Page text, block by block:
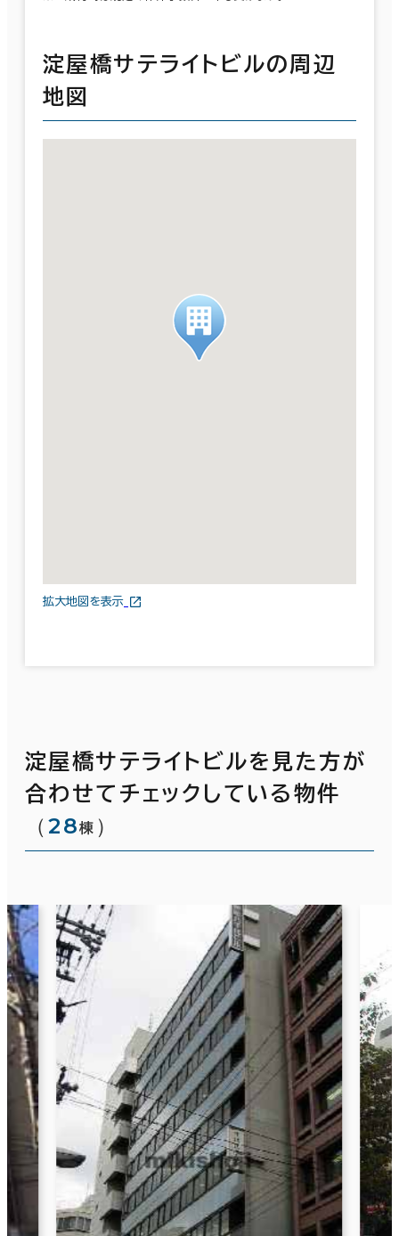
淀屋橋サテライトビルの周辺
地図
拡大地図を表示
淀屋橋サテライトビルを見た方が
合わせてチェックしている物件
（28棟 ）